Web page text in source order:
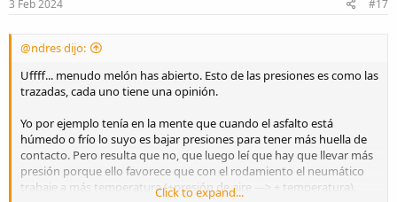
3 Feb 2024 #17
@ndres dijo:
Uffff... menudo melón has abierto. Esto de las presiones es como las
trazadas, cada uno tiene una opinión.
Yo por ejemplo tenía en la mente que cuando el asfalto está
húmedo o frío lo suyo es bajar presiones para tener más huella de
contacto. Pero resulta que no, que luego leí que hay que llevar más
presión porque ello favorece que con el rodamiento el neumático
trabaje a más temperatura (+presión de aire ---> + temperatura).
Click to expand...